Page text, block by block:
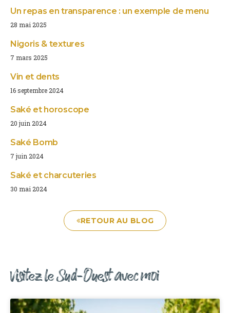
Un repas en transparence : un exemple de menu
28 mai 2025
Nigoris & textures
7 mars 2025
Vin et dents
16 septembre 2024
Saké et horoscope
20 juin 2024
Saké Bomb
7 juin 2024
Saké et charcuteries
30 mai 2024
RETOUR AU BLOG
Visitez le Sud-Ouest avec moi